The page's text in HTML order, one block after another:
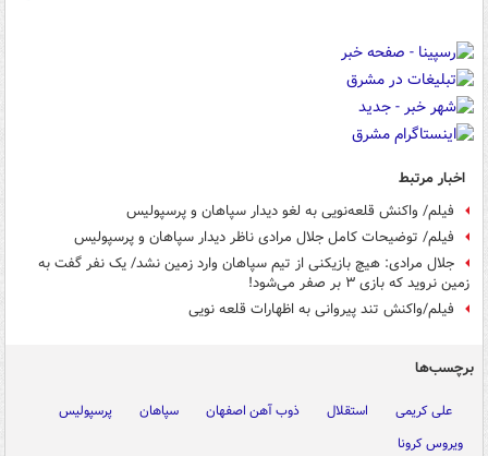
اخبار مرتبط
فیلم/ واکنش قلعه‌نویی به لغو دیدار سپاهان و پرسپولیس
فیلم/ توضیحات کامل جلال مرادی ناظر دیدار سپاهان و پرسپولیس
جلال مرادی: هیچ بازیکنی از تیم سپاهان وارد زمین نشد/ یک نفر گفت به
زمین نروید که بازی ۳ بر صفر می‌شود!
فیلم/واکنش تند پیروانی به اظهارات قلعه نویی
برچسب‌ها
علی کریمی استقلال ذوب آهن اصفهان سپاهان
پرسپولیس
ویروس کرونا